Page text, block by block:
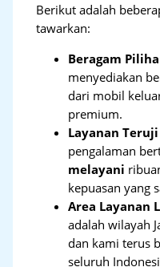
Berikut adalah
tawarkan:
Beragam
menyediakan
dari mobil
premium.
Layanan
pengalaman
melayani
kepuasan yang
Area Layanan
adalah wilayah
dan kami terus
seluruh